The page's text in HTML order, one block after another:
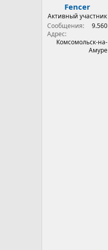
Fencer
Активный участник
Сообщения
9.560
Адрес
Комсомольск-на-
Амуре